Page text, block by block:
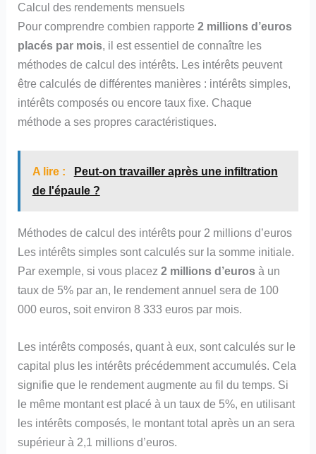
Calcul des rendements mensuels
Pour comprendre combien rapporte2 millions d’euros
placés par mois, il est essentiel de connaître les
méthodes de calcul des intérêts. Les intérêts peuvent
être calculés de différentes manières : intérêts simples,
intérêts composés ou encore taux fixe. Chaque
méthode a ses propres caractéristiques.
A lire :
Peut-on travailler après une infiltration
de l'épaule ?
Méthodes de calcul des intérêts pour 2 millions d’euros
Les intérêts simples sont calculés sur la somme initiale.
Par exemple, si vous placez2 millions d’euros à un
taux de 5% par an, le rendement annuel sera de 100
000 euros, soit environ 8 333 euros par mois.
Les intérêts composés, quant à eux, sont calculés sur le
capital plus les intérêts précédemment accumulés. Cela
signifie que le rendement augmente au fil du temps. Si
le même montant est placé à un taux de 5%, en utilisant
les intérêts composés, le montant total après un an sera
supérieur à 2,1 millions d’euros.